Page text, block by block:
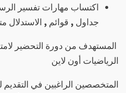
اكتساب مهارات تفسير
جداول , قوائم , الاستدلال
المستهدف من دورة التحضير
الرياضيات أون لاين
المتخصصين الراغبين في التقديم